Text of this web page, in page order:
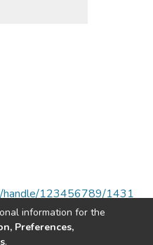
handle/123456789/1431
information for the
Preferences,
.